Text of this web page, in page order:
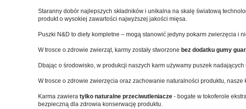
Staranny dobór najlepszych składników i unikalna na skalę światową
produkt o wysokiej zawartości najwyższej jakości mięsa.
Puszki N&D to diety kompletne – mogą stanowić jedyny pokarm zwierzęcia i
W trosce o zdrowie zwierząt, karmy zostały stworzone bez dodatku gumy
Dbając o środowisko, w produkcji naszych karm używamy puszek
W trosce o zdrowie zwierzęcia oraz zachowanie naturalności produktu, nasze
Karma zawiera tylko naturalne przeciwutleniacze - bogate w tokoferole
bezpieczną dla zdrowia konserwację produktu.